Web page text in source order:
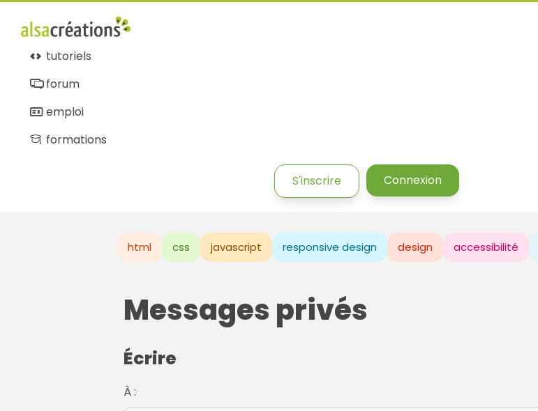
tutoriels
forum
emploi
formations
S'inscrire Connexion
html css javascript responsive design design accessibilité
Messages privés
Écrire
À :